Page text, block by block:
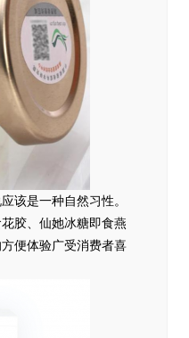
该是一种自然习性。
胶、仙她冰糖即食燕
便体验广受消费者喜